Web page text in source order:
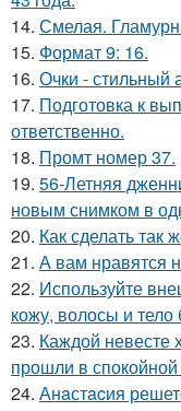
14. Смелая.
15. Формат 9: 16.
16. Очки - стильный
17. Подготовка к
ответственно.
18. Промт номер 37.
19. 56-Летняя
новым снимком в
20. Как сделать так
21. А вам нравятся
22. Используйте
кожу, волосы и тело
23. Каждой невесте
прошли в
24. Анaстacия